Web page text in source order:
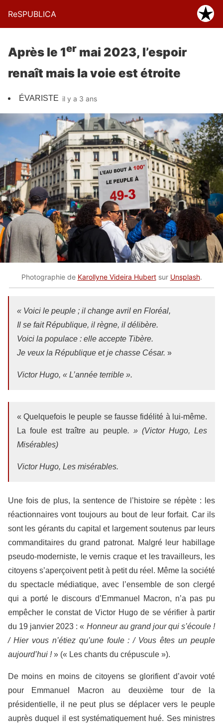
ReSPUBLICA
Après le 1er mai 2023, l’espoir
renaît mais la voie est étroite
ÉVARISTE il y a 3 ans
Photographie de Karollyne Videira Hubertsur Unsplash.
« Voici le peuple ; il change avril en Floréal,
Il se fait République, il règne, il délibère.
Voici la populace : elle accepte Tibère.
Je veux la République et je chasse César. »
Victor Hugo, « L’année terrible ».
« Quelquefois le peuple se fausse fidélité à lui-même.
La foule est traître au peuple. » (Victor Hugo, Les
Misérables)
Victor Hugo, Les misérables.
Une fois de plus, la sentence de l’histoire se répète : les
réactionnaires vont toujours au bout de leur forfait. Car ils
sont les gérants du capital et largement soutenus par leurs
commanditaires du grand patronat. Malgré leur habillage
pseudo-moderniste, le vernis craque et les travailleurs, les
citoyens s’aperçoivent petit à petit du réel. Même la société
du spectacle médiatique, avec l’ensemble de son clergé
qui a porté le discours d’Emmanuel Macron, n’a pas pu
empêcher le constat de Victor Hugo de se vérifier à partir
du 19 janvier 2023 : « Honneur au grand jour qui s’écoule !
/ Hier vous n’étiez qu’une foule : / Vous êtes un peuple
aujourd’hui !» (« Les chants du crépuscule »).
De moins en moins de citoyens se glorifient d’avoir voté
pour Emmanuel Macron au deuxième tour de la
présidentielle, il ne peut plus se déplacer vers le peuple
auprès duquel il est systématiquement hué. Ses ministres